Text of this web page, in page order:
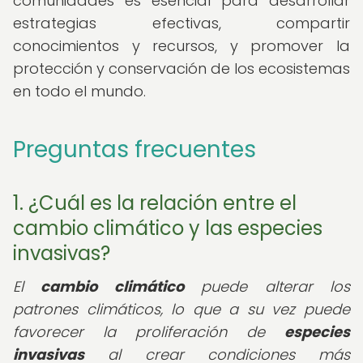
estrategias efectivas, compartir
conocimientos y recursos, y promover la
protección y conservación de los ecosistemas
en todo el mundo.
Preguntas frecuentes
1. ¿Cuál es la relación entre el
cambio climático y las especies
invasivas?
El cambio climáticopuede alterar los
patrones climáticos, lo que a su vez puede
favorecer la proliferación de especies
invasivasal crear condiciones más